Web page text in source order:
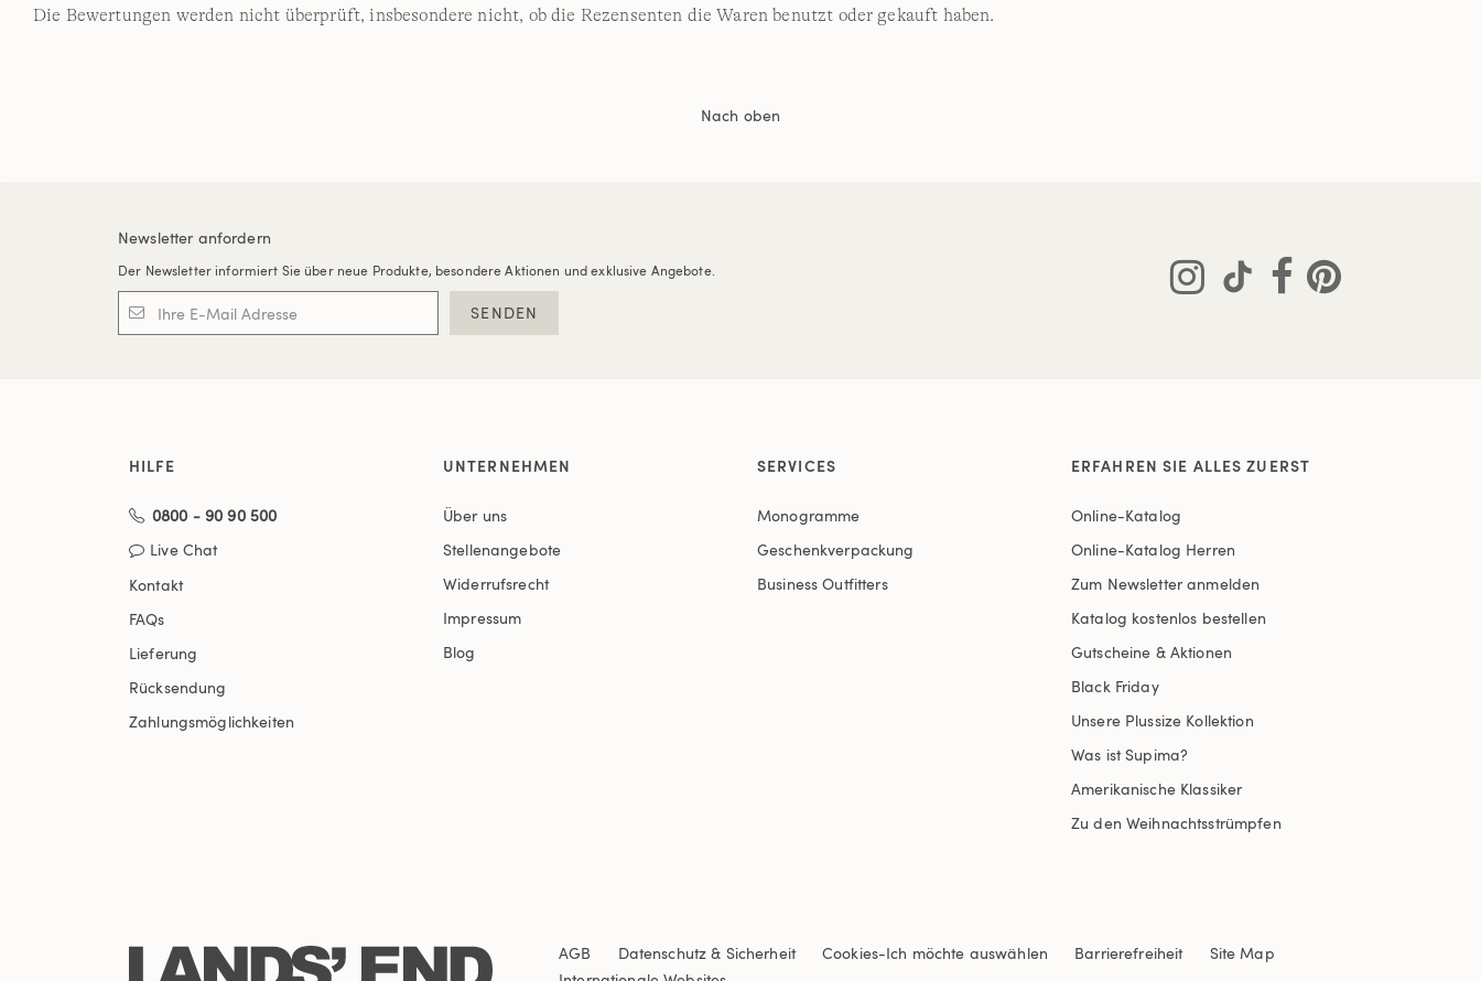
Die Bewertungen werden nicht überprüft, insbesondere nicht, ob die Rezensenten die Waren benutzt oder gekauft haben.
Nach oben
Newsletter anfordern
Der Newsletter informiert Sie über neue Produkte, besondere Aktionen und exklusive Angebote.
SENDEN
HILFE
0800 - 90 90 500
Live Chat
Kontakt
FAQs
Lieferung
Rücksendung
Zahlungsmöglichkeiten
UNTERNEHMEN
Über uns
Stellenangebote
Widerrufsrecht
Impressum
Blog
SERVICES
Monogramme
Geschenkverpackung
Business Outfitters
ERFAHREN SIE ALLES ZUERST
Online-Katalog
Online-Katalog Herren
Zum Newsletter anmelden
Katalog kostenlos bestellen
Gutscheine & Aktionen
Black Friday
Unsere Plussize Kollektion
Was ist Supima?
Amerikanische Klassiker
Zu den Weihnachtsstrümpfen
AGB Datenschutz & Sicherheit Cookies-Ich möchte auswählen Barrierefreiheit
Site Map